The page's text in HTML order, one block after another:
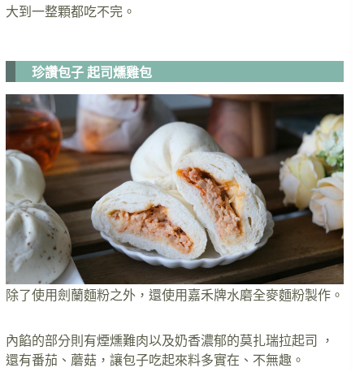
大到一整顆都吃不完。
珍讚包子 起司燻雞包
除了使用劍蘭麵粉之外，還使用嘉禾牌水磨全麥麵粉製作。
內餡的部分則有煙燻難肉以及奶香濃郁的莫扎瑞拉起司 ，
還有番茄、蘑菇，讓包子吃起來料多實在、不無趣。